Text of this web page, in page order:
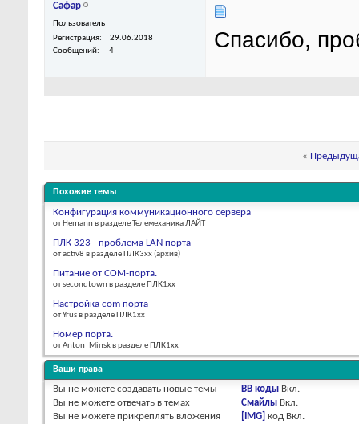
Сафар
Пользователь
Регистрация
29.06.2018
Сообщений
4 Спасибо,
«
Похожие темы
Конфигурация коммуникационного сервера
от Hemann в разделе Телемеханика ЛАЙТ
ПЛК 323 - проблема LAN порта
от activ8 в разделе ПЛК3xx (архив)
Питание от COM-порта.
от secondtown в разделе ПЛК1хх
Настройка com порта
от Yrus в разделе ПЛК1хх
Номер порта.
от Anton_Minsk в разделе ПЛК1хх
Ваши права
Вы не можете создавать новые темы
Вы не можете отвечать в темах
Вы не можете прикреплять вложения
BB коды Вкл.
Смайлы Вкл.
[IMG] код Вкл.